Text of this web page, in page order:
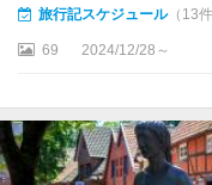
ク
ナ
旅行記スケジュール（13件
69 2024/12/28～